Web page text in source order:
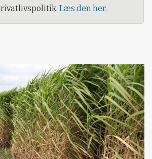
Læs den her.